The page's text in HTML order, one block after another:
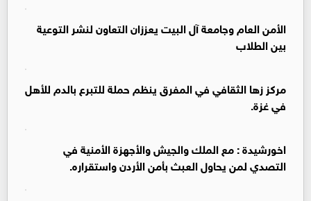
الأمن العام وجامعة آل البيت يعززان التعاون لنشر التوعية
بين الطلاب
مركز زها الثقافي في المفرق ينظم حملة للتبرع بالدم للأهل
في غزة.
اخورشيدة : مع الملك والجيش والأجهزة الأمنية في
التصدي لمن يحاول العبث بأمن الأردن واستقراره.